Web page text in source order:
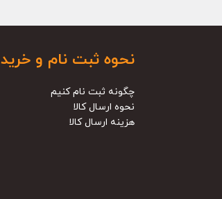
نحوه ثبت نام و خرید
چگونه ثبت نام کنیم
نحوه ارسال کالا
هزینه ارسال کالا